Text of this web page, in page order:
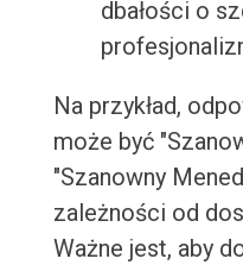
dbałości o
Na przykład,
może być
"Szanowny
zależności od
Ważne jest, aby